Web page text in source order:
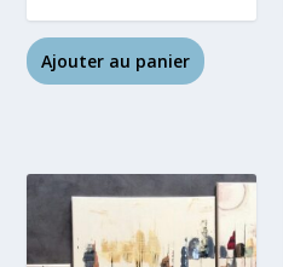
Ajouter au panier